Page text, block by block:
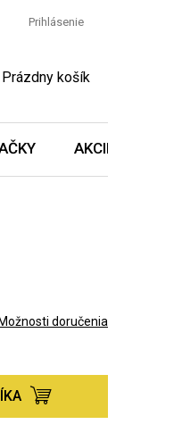
Prihlásenie
NÁKUPNÝ
Prázdny košík
AKCIE A
Možnosti doručenia